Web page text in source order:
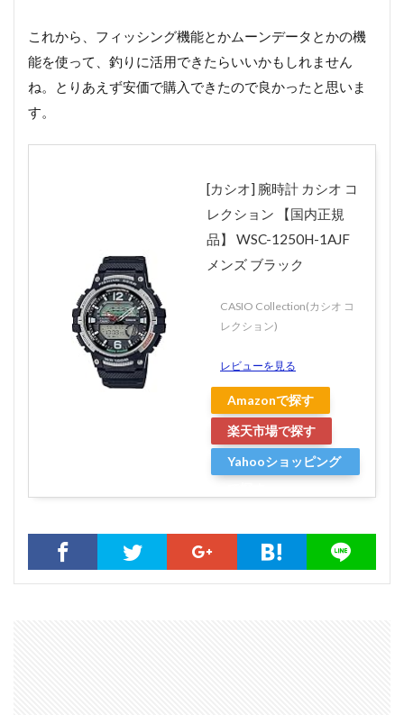
これから、フィッシング機能とかムーンデータとかの機
能を使って、釣りに活用できたらいいかもしれません
ね。とりあえず安価で購入できたので良かったと思いま
す。
[カシオ] 腕時計 カシオ コ
レクション 【国内正規
品】 WSC-1250H-1AJF
メンズ ブラック
CASIO Collection(カシオ コ
レクション)
レビューを見る
Amazonで探す
楽天市場で探す
Yahooショッピング